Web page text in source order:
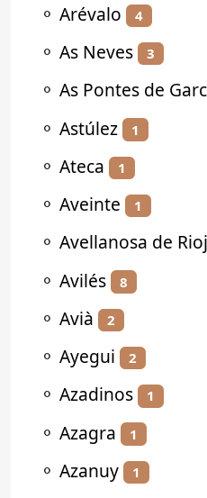
⚬ Arévalo 4
⚬ As Neves 3
⚬ As Pontes de
⚬ Astúlez 1
⚬ Ateca 1
⚬ Aveinte 1
⚬ Avellanosa de
⚬ Avilés 8
⚬ Avià 2
⚬ Ayegui 2
⚬ Azadinos 1
⚬ Azagra 1
⚬ Azanuy 1